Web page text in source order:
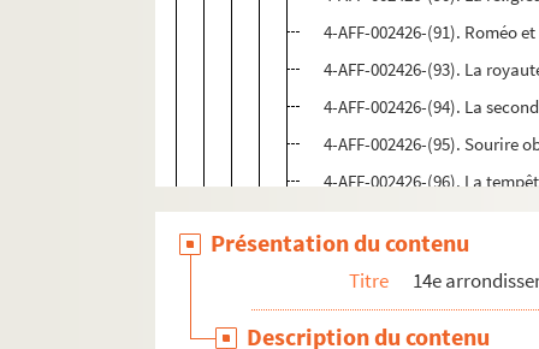
4-AFF-002426-(91). Roméo
4-AFF-002426-(93). La
4-AFF-002426-(94). La
4-AFF-002426-(95). Sourire
4-AFF-002426-(96). La
4-AFF-002426-(98).
4-AFF-002426-(99). Le train
4-AFF-002426-(100). Les
Présentation du contenu
Titre 14e
Description du contenu